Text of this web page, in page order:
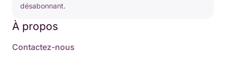
désabonnant.
À propos
Contactez-nous